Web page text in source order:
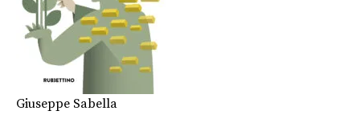
Giuseppe Sabella